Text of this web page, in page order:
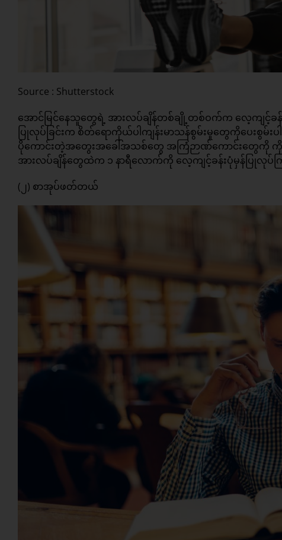
Source : Shutterstock
အောင်မြင်နေသူတွေရဲ့ အားလပ်ချိန်တစ်ချို့တစ်ဝက်က လေ့ကျင့်ခ
ပြုလုပ်ခြင်းက စိတ်ရောကိုယ်ပါကျန်းမာသန်စွမ်းမှုတွေကိုပေးစွမ်
ပိုကောင်းတဲ့အတွေးအခေါ်အသစ်တွေ အကြံဉာဏ်ကောင်းတွေကို ကို
အားလပ်ချိန်တွေထဲက ၁ နာရီလောက်ကို လေ့ကျင့်ခန်းပုံမှန်ပြုလုပ်က
(၂) စာအုပ်ဖတ်တယ်